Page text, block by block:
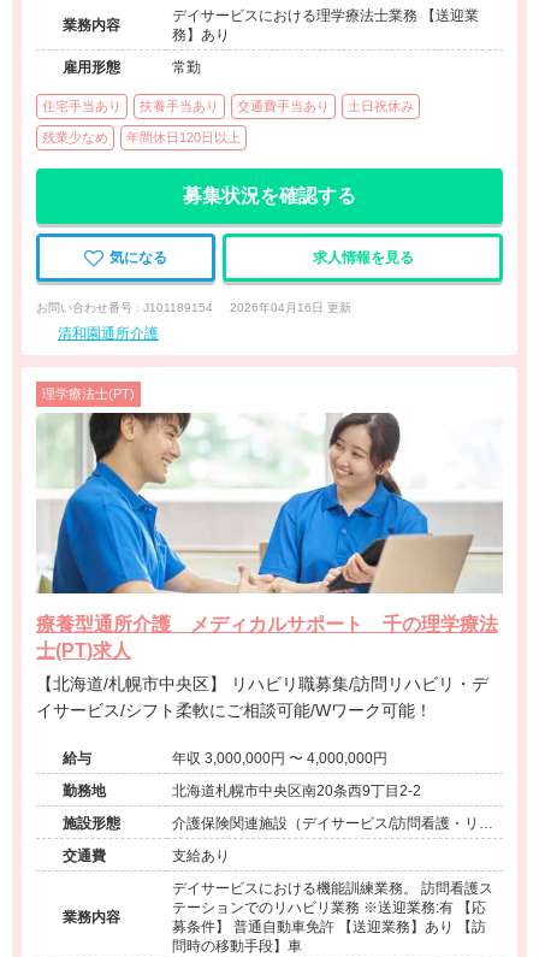
業務内容
デイサービスにおける理学療法士業務 【送迎業
務】あり
雇用形態
常勤
住宅手当あり 扶養手当あり 交通費手当あり 土日祝休み
残業少なめ 年間休日120日以上
募集状況を確認する
気になる 求人情報を見る
お問い合わせ番号 : J101189154 2026年04月16日 更新
清和園通所介護
理学療法士(PT)
療養型通所介護 メディカルサポート 千の理学療法
士(PT)求人
【北海道/札幌市中央区】 リハビリ職募集/訪問リハビリ・デ
イサービス/シフト柔軟にご相談可能/Wワーク可能！
給与
年収 3,000,000円 〜 4,000,000円
勤務地
北海道札幌市中央区南20条西9丁目2-2
施設形態
介護保険関連施設（デイサービス/訪問看護・リ
ハ）、小児療育（小児施設/放課後等デイサービ
ス）
交通費 支給あり
業務内容
デイサービスにおける機能訓練業務。 訪問看護ス
テーションでのリハビリ業務 ※送迎業務:有 【応
募条件】 普通自動車免許 【送迎業務】あり 【訪
問時の移動手段】車